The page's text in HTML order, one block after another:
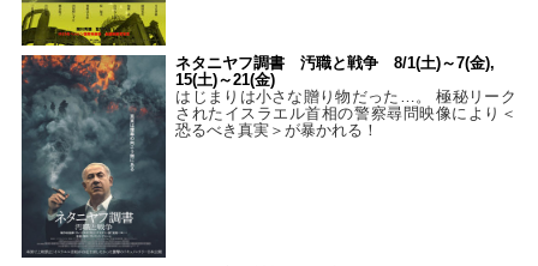
ネタニヤフ調書 汚職と戦争 8/1(土)～7(金),
15(土)～21(金)
はじまりは小さな贈り物だった…。 極秘リーク
されたイスラエル首相の警察尋問映像により＜
恐るべき真実＞が暴かれる！